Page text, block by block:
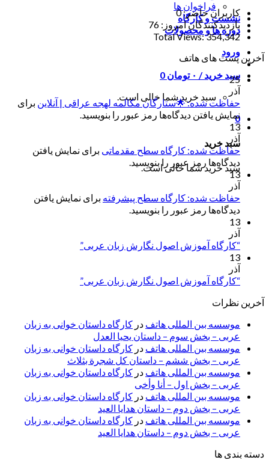
فراخوان ها
نشست و کارگاه
دوره ها و محصولات
ورود
سبد خرید / ۰ تومان 0
سبد خرید شما خالی است.
0
سبد خرید
سبد خرید شما خالی است.
کاربران حاضر:0
بازدیدکنندگان امروز: 76
Total Views:354,342
آخرین پست های هاتف
25
آذر
حفاظت شده: 🌟ستارگان مکالمه لهجه عراقی | آنلاین برای
نمایش یافتن دیدگاه‌ها رمز عبور را بنویسید.
13
آذر
حفاظت شده: کارگاه سطح مقدماتی برای نمایش یافتن
دیدگاه‌ها رمز عبور را بنویسید.
13
آذر
حفاظت شده: کارگاه سطح پیشرفته برای نمایش یافتن
دیدگاه‌ها رمز عبور را بنویسید.
13
آذر
“کارگاه آموزش اصول نگارش زبان عربی”
13
آذر
“کارگاه آموزش اصول نگارش زبان عربی”
آخرین نظرات
موسسه بین المللی هاتف در کارگاه داستان خوانی به زبان
عربی – بخش سوم – داستان یحیا العدل
موسسه بین المللی هاتف در کارگاه داستان خوانی به زبان
عربی – بخش ششم – داستان کل شجرة بثلاث
موسسه بین المللی هاتف در کارگاه داستان خوانی به زبان
عربی – بخش اول – أنا وأخی
موسسه بین المللی هاتف در کارگاه داستان خوانی به زبان
عربی – بخش دوم – داستان هدایا العید
موسسه بین المللی هاتف در کارگاه داستان خوانی به زبان
عربی – بخش دوم – داستان هدایا العید
دسته بندی ها